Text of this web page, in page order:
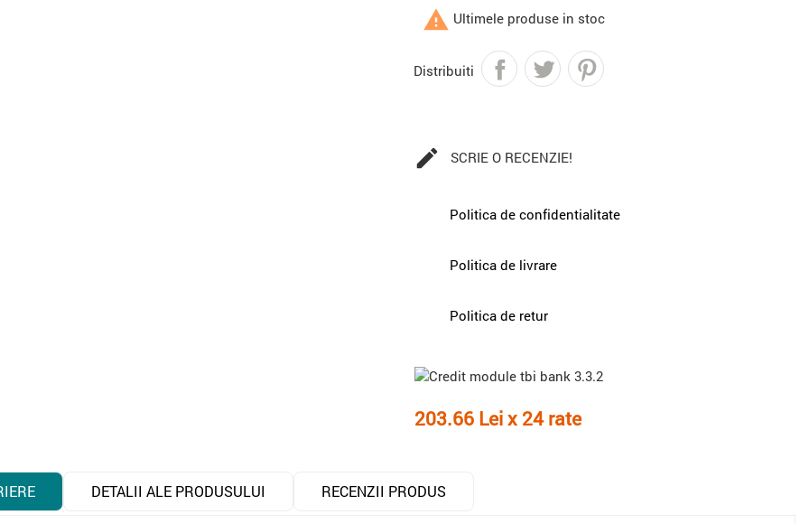
 Ultimele produse in stoc
Distribuiti
 SCRIE O RECENZIE!
Politica de confidentialitate
Politica de livrare
Politica de retur
203.66 Lei x 24 rate
DETALII ALE PRODUSULUI RECENZII PRODUS